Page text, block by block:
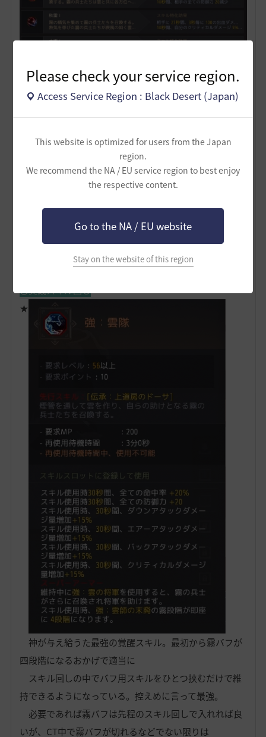
Please check your service region.
Access Service Region : Black Desert (Japan)
This website is optimized for users from the Japan
region.
We recommend the NA / EU service region to best enjoy
the respective content.
Go to the NA / EU website
Stay on the website of this region
動速度を付けることで半永久的にDと移動速度が上昇す
る。
また、太極と一緒に打つ秋雷には追加ダメージを狙う出
血デバフを入れている。余った一枠は好きに入れ替えて
―――――――――――――――――――――――――
――――――――
〇実践スキル回し
★
神が与え給うた最強の覚醒スキル。最初から霧バフが
四段階になるおかげで適当に
スキル回しの中でバフ用スキルをひとつ挟むだけで維
持できるようになっている。控えめに言って最強。
必要であれば霧バフは先程のスキル回しで入れれば良
いが、CT中で霧バフが切れるなどでない限りは